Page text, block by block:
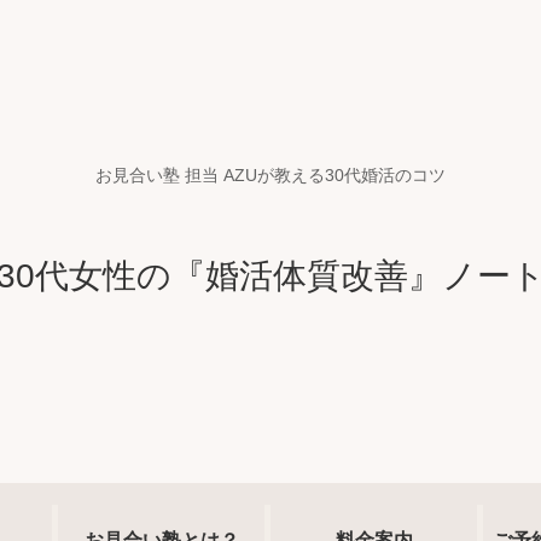
お見合い塾 担当 AZUが教える30代婚活のコツ
代女性の『婚活体質改善』ノート